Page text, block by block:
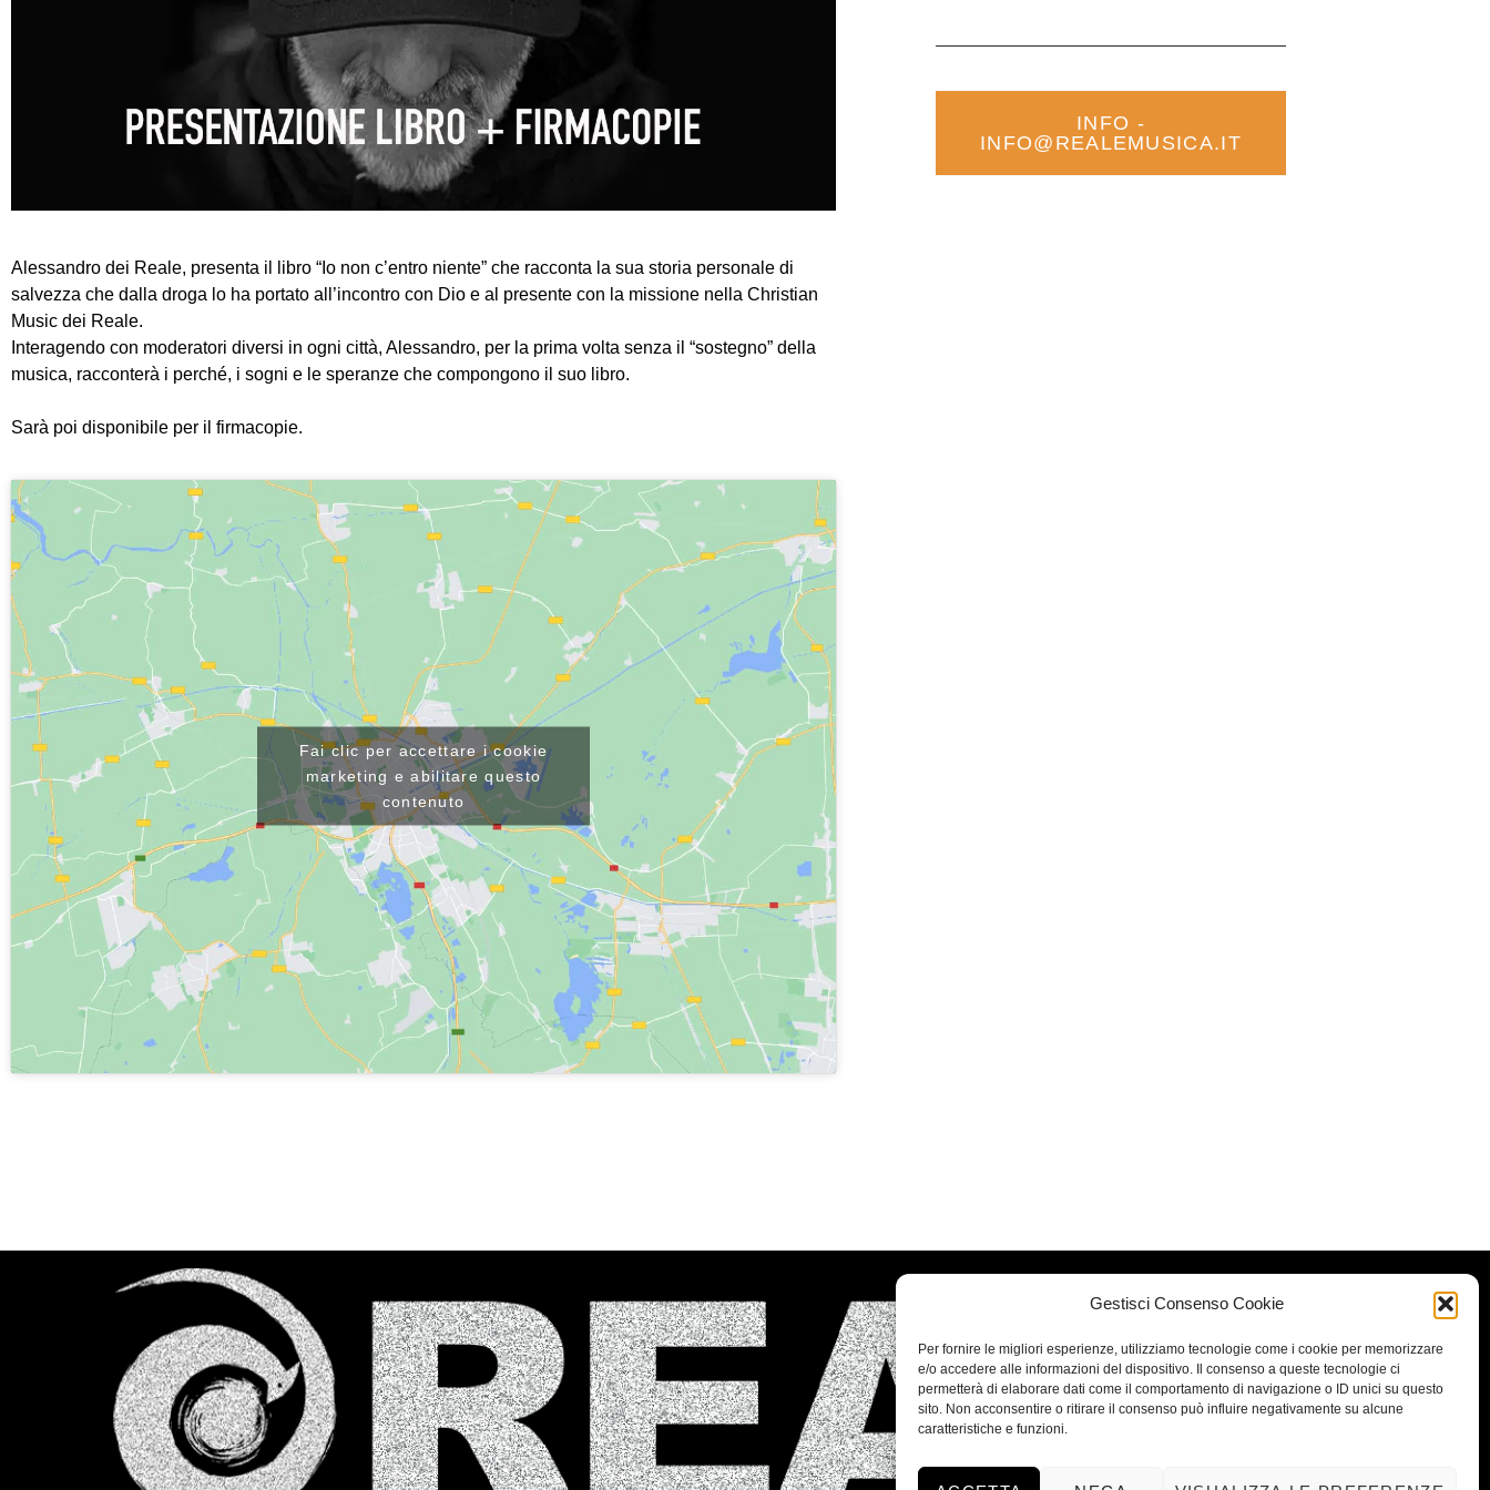
Gestisci Consenso Cookie
Per fornire le migliori esperienze, utilizziamo tecnologie come i cookie per memorizzare
e/o accedere alle informazioni del dispositivo. Il consenso a queste tecnologie ci
permetterà di elaborare dati come il comportamento di navigazione o ID unici su questo
sito. Non acconsentire o ritirare il consenso può influire negativamente su alcune
caratteristiche e funzioni.
Alessandro dei Reale, presenta il libro “Io non c’entro niente” che racconta la sua storia personale di
salvezza che dalla droga lo ha portato all’incontro con Dio e al presente con la missione nella Christian
Music dei Reale.
Interagendo con moderatori diversi in ogni città, Alessandro, per la prima volta senza il “sostegno” della
musica, racconterà i perché, i sogni e le speranze che compongono il suo libro.
Sarà poi disponibile per il firmacopie.
Fai clic per accettare i cookie
marketing e abilitare questo
contenuto
INFO -
INFO@REALEMUSICA.IT